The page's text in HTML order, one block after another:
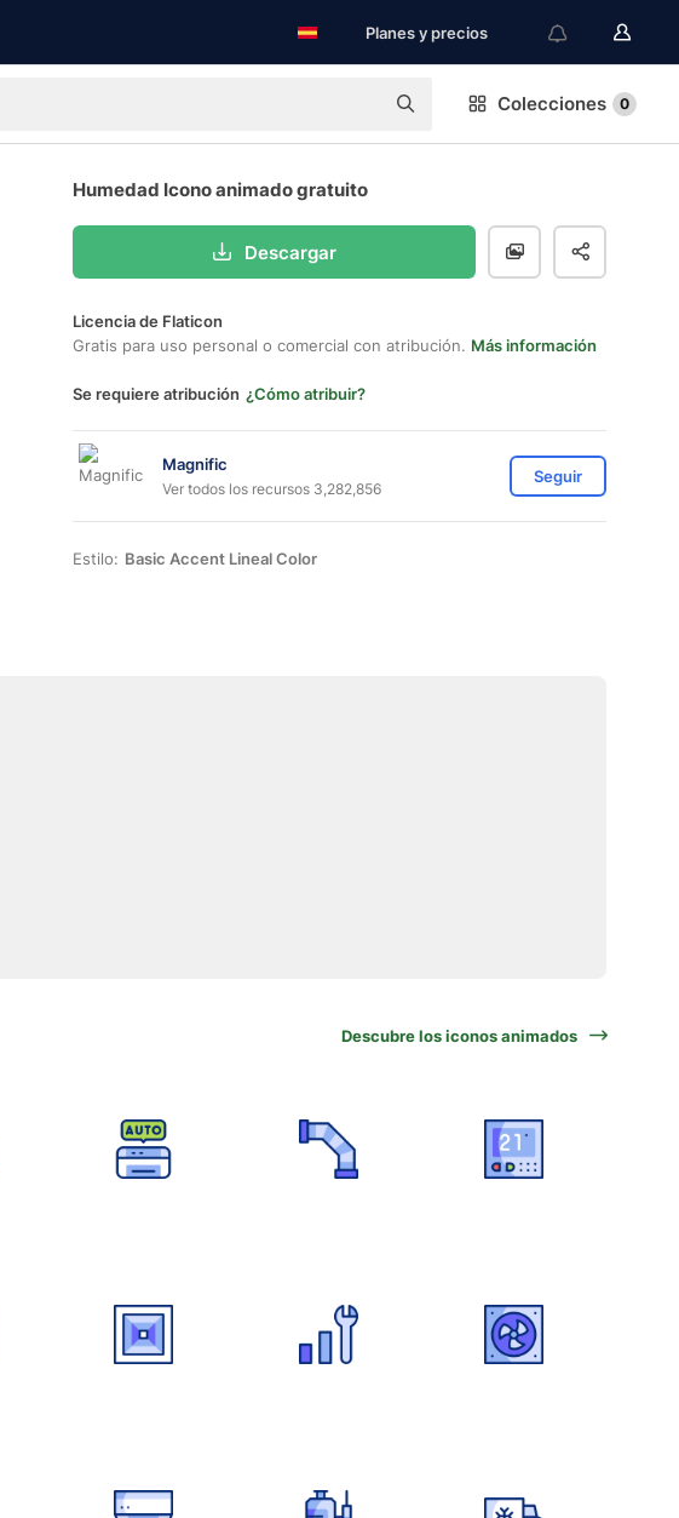
Planes y precios
Colecciones 0
Humedad Icono animado gratuito
Descargar
Licencia de Flaticon
Gratis para uso personal o comercial con atribución. Más información
Se requiere atribución ¿Cómo atribuir?
Magnific
Ver todos los recursos 3,282,856
Seguir
Estilo: Basic Accent Lineal Color
Descubre los iconos animados